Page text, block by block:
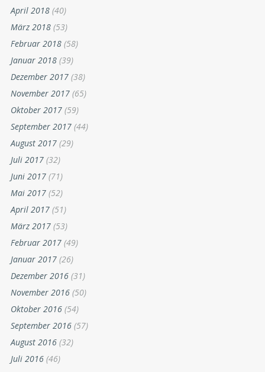
April 2018 (40)
März 2018 (53)
Februar 2018 (58)
Januar 2018 (39)
Dezember 2017 (38)
November 2017 (65)
Oktober 2017 (59)
September 2017 (44)
August 2017 (29)
Juli 2017 (32)
Juni 2017 (71)
Mai 2017 (52)
April 2017 (51)
März 2017 (53)
Februar 2017 (49)
Januar 2017 (26)
Dezember 2016 (31)
November 2016 (50)
Oktober 2016 (54)
September 2016 (57)
August 2016 (32)
Juli 2016 (46)